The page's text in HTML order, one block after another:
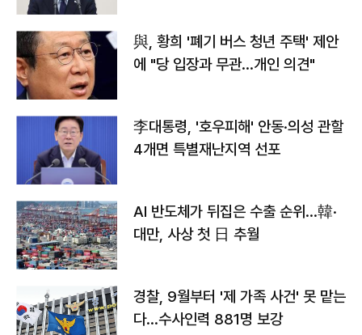
與, 황희 '폐기 버스 청년 주택' 제안
에 "당 입장과 무관…개인 의견"
李대통령, '호우피해' 안동·의성 관할
4개면 특별재난지역 선포
AI 반도체가 뒤집은 수출 순위…韓·
대만, 사상 첫 日 추월
경찰, 9월부터 '제 가족 사건' 못 맡는
다…수사인력 881명 보강